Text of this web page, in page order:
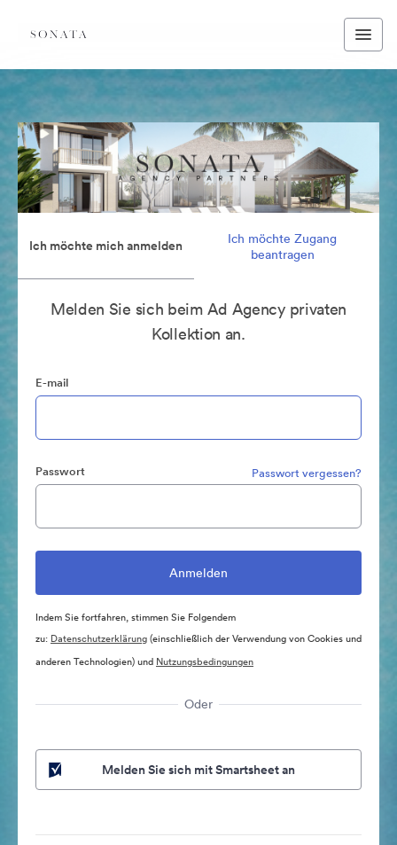
Ich möchte mich anmelden
Ich möchte Zugang
beantragen
Melden Sie sich beim Ad Agency privaten
Kollektion an.
E-mail
Passwort Passwort vergessen?
Indem Sie fortfahren, stimmen Sie Folgendem
zu: Datenschutzerklärung(einschließlich der Verwendung von Cookies und
anderen Technologien) und Nutzungsbedingungen
Oder
Melden Sie sich mit Smartsheet an